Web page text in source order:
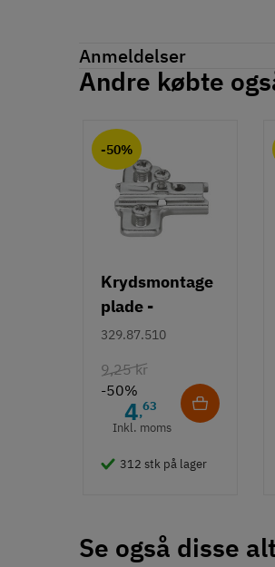
På lager 391 Varer
Produktinformation
Materiale
Stål
Overflade
El-galvaniseret
Længde
8 mm
10 mm
12 mm
16 mm
20 mm
25 mm
Tilstand Ny
Anmeldelser
Andre købte
-50%
Krydsmontage
plade -
Duomatic SL -
329.87.510
9,25 kr
-50%
4,63
Inkl. moms
312 stk på lager
Se også disse